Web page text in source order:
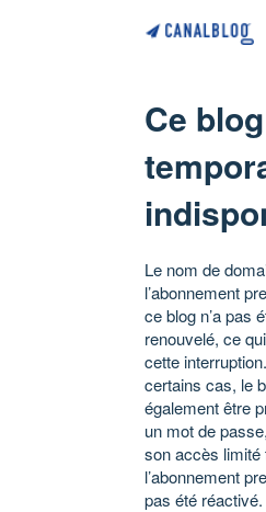
Ce
Le nom de
l’abonnement
ce blog n’a pas
renouvelé, ce
cette
certains cas, le
également être
un mot de
son accès limité
l’abonnement
pas été réactivé.